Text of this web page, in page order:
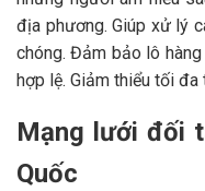
địa phương. Giúp xử lý
chóng. Đảm bảo lô
hợp lệ. Giảm thiểu tối
Mạng lưới đối
Quốc